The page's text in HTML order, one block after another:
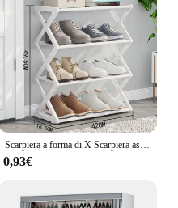
Scarpiera a forma di X Scarpiera assemblata multifunzionale per uso domestico Scarpiera semplice assemblata per uso domestico
0,93€